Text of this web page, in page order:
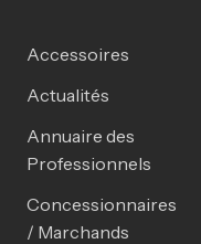
Accessoires
Actualités
Annuaire des
Professionnels
Concessionnaires
/ Marchands